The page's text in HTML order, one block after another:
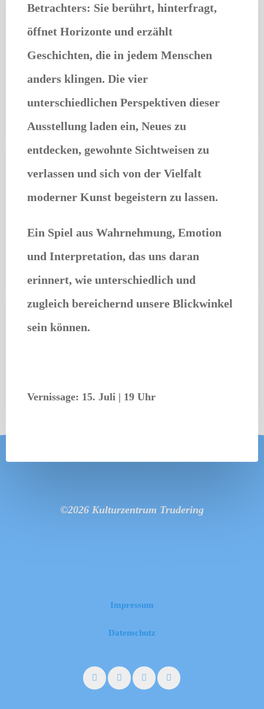
Betrachters: Sie berührt, hinterfragt,
öffnet Horizonte und erzählt
Geschichten, die in jedem Menschen
anders klingen. Die vier
unterschiedlichen Perspektiven dieser
Ausstellung laden ein, Neues zu
entdecken, gewohnte Sichtweisen zu
verlassen und sich von der Vielfalt
moderner Kunst begeistern zu lassen.
Ein Spiel aus Wahrnehmung, Emotion
und Interpretation, das uns daran
erinnert, wie unterschiedlich und
zugleich bereichernd unsere Blickwinkel
sein können.
Vernissage: 15. Juli | 19 Uhr
©2026 Kulturzentrum Trudering
Impressum
Datenschutz